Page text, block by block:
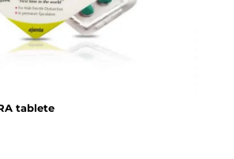
tablete